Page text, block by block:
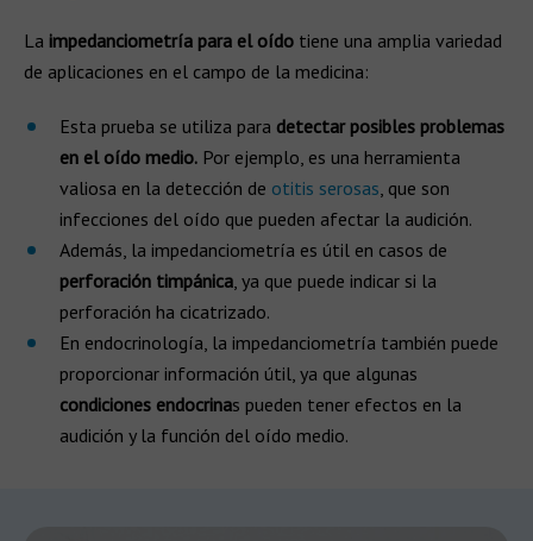
La impedanciometría para el oído tiene una amplia variedad
de aplicaciones en el campo de la medicina:
Esta prueba se utiliza para detectar posibles problemas
en el oído medio. Por ejemplo, es una herramienta
valiosa en la detección de otitis serosas, que son
infecciones del oído que pueden afectar la audición.
Además, la impedanciometría es útil en casos de
perforación timpánica, ya que puede indicar si la
perforación ha cicatrizado.
En endocrinología, la impedanciometría también puede
proporcionar información útil, ya que algunas
condiciones endocrinas pueden tener efectos en la
audición y la función del oído medio.